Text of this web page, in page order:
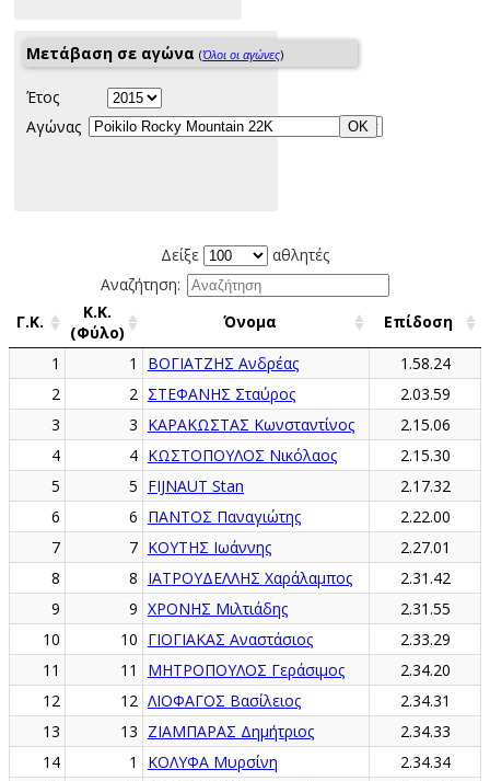
Μετάβαση σε αγώνα (Όλοι οι αγώνες)
Έτος
Αγώνας
Δείξε
αθλητές
Αναζήτηση:
Γ.Κ.
Κ.Κ.
(Φύλο)
Όνομα
Επίδοση
1
1 ΒΟΓΙΑΤΖΗΣ Ανδρέας
1.58.24
2
2 ΣΤΕΦΑΝΗΣ Σταύρος
2.03.59
3
3 ΚΑΡΑΚΩΣΤΑΣ Κωνσταντίνος
2.15.06
4
4 ΚΩΣΤΟΠΟΥΛΟΣ Νικόλαος
2.15.30
5
5 FIJNAUT Stan
2.17.32
6
6 ΠΑΝΤΟΣ Παναγιώτης
2.22.00
7
7 ΚΟΥΤΗΣ Ιωάννης
2.27.01
8
8 ΙΑΤΡΟΥΔΕΛΛΗΣ Χαράλαμπος
2.31.42
9
9 ΧΡΟΝΗΣ Μιλτιάδης
2.31.55
10
10 ΓΙΟΓΙΑΚΑΣ Αναστάσιος
2.33.29
11
11 ΜΗΤΡΟΠΟΥΛΟΣ Γεράσιμος
2.34.20
12
12 ΛΙΟΦΑΓΟΣ Βασίλειος
2.34.31
13
13 ΖΙΑΜΠΑΡΑΣ Δημήτριος
2.34.33
14
1 ΚΟΛΥΦΑ Μυρσίνη
2.34.34